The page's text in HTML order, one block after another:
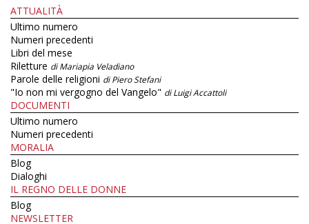
ATTUALITÀ
Ultimo numero
Numeri precedenti
Libri del mese
Riletture di Mariapia Veladiano
Parole delle religioni di Piero Stefani
"Io non mi vergogno del Vangelo" di Luigi Accattoli
DOCUMENTI
Ultimo numero
Numeri precedenti
MORALIA
Blog
Dialoghi
IL REGNO DELLE DONNE
Blog
NEWSLETTER